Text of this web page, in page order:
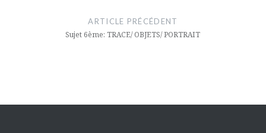
ARTICLE PRÉCÉDENT
Sujet 6ème: TRACE/ OBJETS/ PORTRAIT